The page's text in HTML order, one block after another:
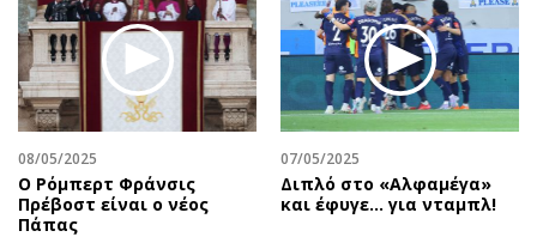
08/05/2025
Ο Ρόμπερτ Φράνσις
Πρέβοστ είναι ο νέος
Πάπας
07/05/2025
Διπλό στο «Αλφαμέγα»
και έφυγε… για νταμπλ!